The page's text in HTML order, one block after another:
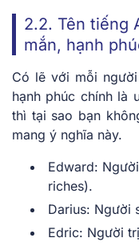
2.2. Tên tiếng
mắn, hạnh
Có lẽ với mỗi
hạnh phúc chính là
thì tại sao bạn
mang ý nghĩa này.
Edward:
riches).
Darius: Người
Edric: Người